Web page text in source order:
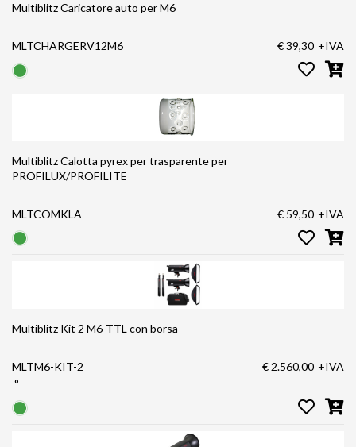
Multiblitz Caricatore auto per M6
MLTCHARGERV12M6 € 39,30 +IVA
Multiblitz Calotta pyrex per trasparente per
PROFILUX/PROFILITE
MLTCOMKLA € 59,50 +IVA
Multiblitz Kit 2 M6-TTL con borsa
MLTM6-KIT-2
°
€ 2.560,00 +IVA